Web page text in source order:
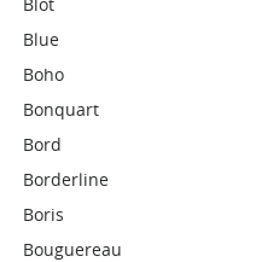
Blue
Boho
Bonquart
Bord
Borderline
Boris
Bouguereau